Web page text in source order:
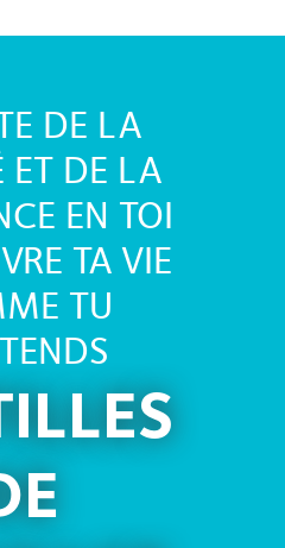
DE LA
ET DE LA
EN TOI
TA VIE
TU